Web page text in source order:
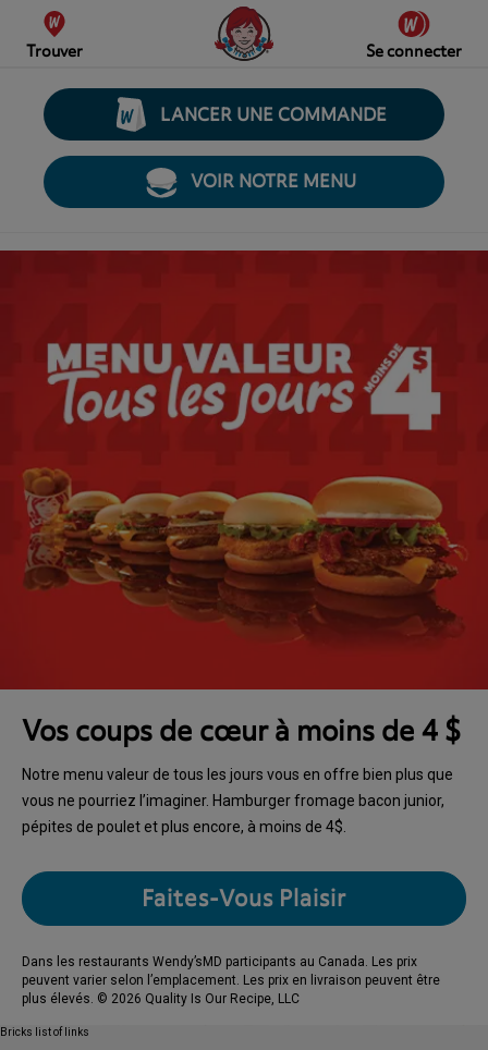
Se connecter
Trouver
LANCER UNE COMMANDE
VOIR NOTRE MENU
Vos coups de cœur à moins de 4 $
Notre menu valeur de tous les jours vous en offre bien plus que
vous ne pourriez l’imaginer. Hamburger fromage bacon junior,
pépites de poulet et plus encore, à moins de 4$.
Faites-Vous Plaisir
Dans les restaurants Wendy’sMD participants au Canada. Les prix
peuvent varier selon l’emplacement. Les prix en livraison peuvent être
plus élevés. © 2026 Quality Is Our Recipe, LLC
Bricks list of links